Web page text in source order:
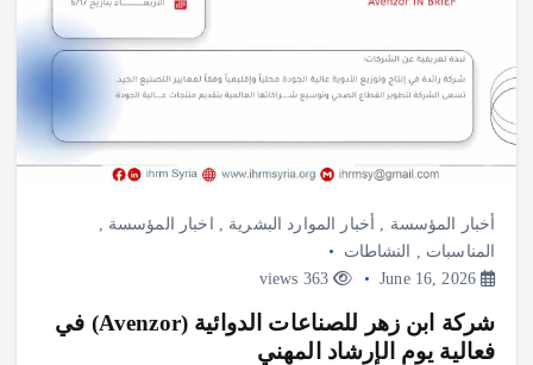
أخبار المؤسسة أخبار الموارد البشرية اخبار المؤسسة
المناسبات
النشاطات
June 16, 2026
363 views
شركة ابن زهر للصناعات الدوائية (Avenzor) في
فعالية يوم الإرشاد المهني